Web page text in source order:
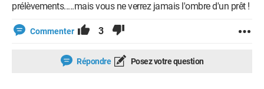
prélèvements.....mais vous ne verrez jamais l'ombre d'un prêt !
Commenter 3
Répondre Posez votre question